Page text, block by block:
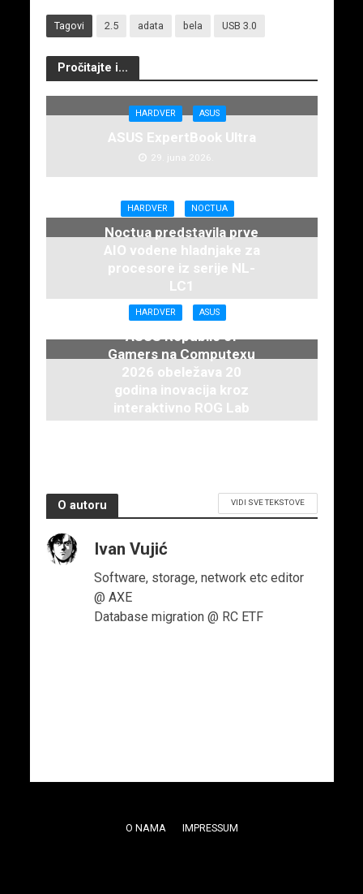
Tagovi 2.5 adata bela USB 3.0
Pročitajte i...
HARDVER ASUS
ASUS ExpertBook Ultra
29. juna 2026.
HARDVER NOCTUA
Noctua predstavila prve
AIO vodene hladnjake za
procesore iz serije NL-
LC1
16. juna 2026.
HARDVER ASUS
ASUS Republic of
Gamers na Computexu
2026 obeležava 20
godina inovacija kroz
interaktivno ROG Lab
iskustvo
O autoru VIDI SVE TEKSTOVE
Ivan Vujić
Software, storage, network etc editor
@ AXE
Database migration @ RC ETF
O NAMA IMPRESSUM